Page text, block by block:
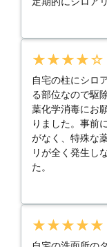
★★★★★
自宅の柱にシロ
る部位なので駆
葉化学消毒にお
りました。事前
がなく、特殊な
リが全く発生し
た。
★★★★★